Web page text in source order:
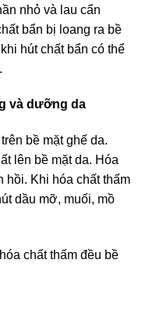
nhỏ và lau cẩn
bẩn bị loang ra bề
hút chất bẩn có thể
và dưỡng da
bề mặt ghế da.
lên bề mặt da. Hóa
hồi. Khi hóa chất thấm
dầu mỡ, muối, mồ
chất thấm đều bề